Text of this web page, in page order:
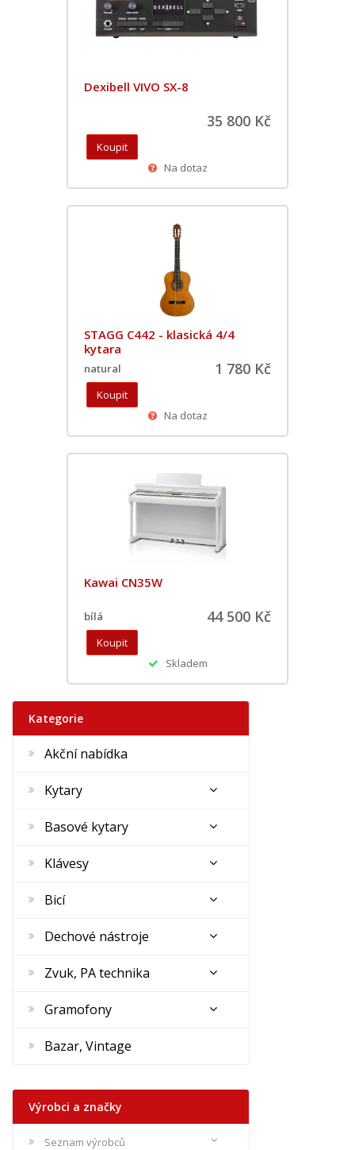
Dexibell VIVO SX-8
35 800 Kč
Na dotaz
STAGG C442 - klasická 4/4
kytara
natural 1 780 Kč
Na dotaz
Kawai CN35W
bílá 44 500 Kč
Skladem
Kategorie
Akční nabídka
Kytary
Basové kytary
Klávesy
Bicí
Dechové nástroje
Zvuk, PA technika
Gramofony
Bazar, Vintage
Výrobci a značky
Seznam výrobců